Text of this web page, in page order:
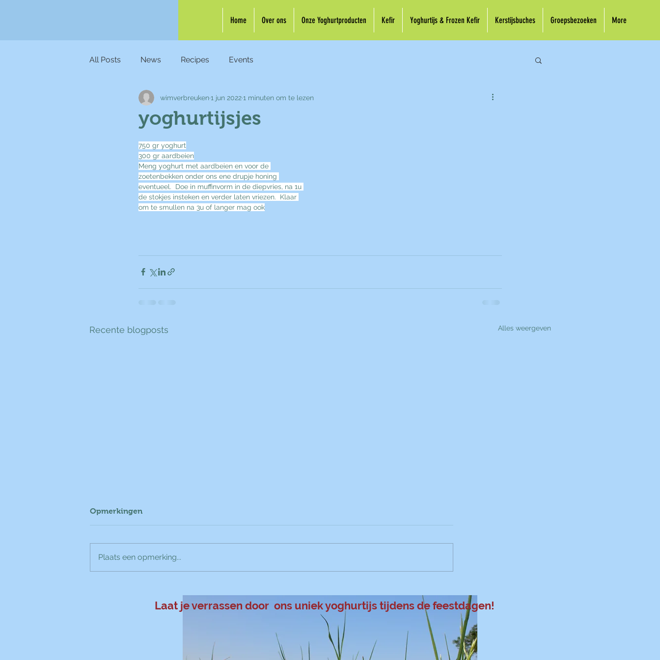
Home Over ons Onze Yoghurtproducten Kefir Yoghurtijs & Frozen Kefir Kerstijsbuches Groepsbezoeken More
All Posts News Recipes Events
yoghurtijsjes
wimverbreuken1 jun 20221 minuten om te lezen
750 gr yoghurt
300 gr aardbeien
Meng yoghurt met aardbeien en voor de
zoetenbekken onder ons ene drupje honing
eventueel.  Doe in muffinvorm in de diepvries, na 1u
de stokjes insteken en verder laten vriezen.  Klaar
om te smullen na 3u of langer mag ook
Recente blogposts Alles weergeven
yoghurt, 50 gr cacaopoeder,
bloem, 1/2tl baksoda, 100 gr
Opmerkingen
Plaats een opmerking...
Laat je verrassen door ons uniek yoghurtijs tijdens de feestdagen!